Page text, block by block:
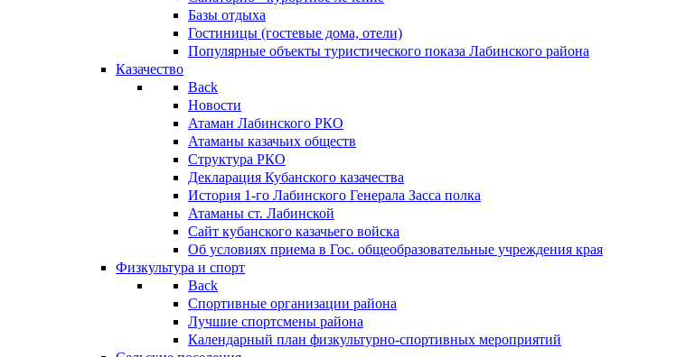
Базы отдыха
Гостиницы (гостевые дома, отели)
Популярные объекты туристического показа Лабинского района
Казачество
Back
Новости
Атаман Лабинского РКО
Атаманы казачьих обществ
Структура РКО
Декларация Кубанского казачества
История 1-го Лабинского Генерала Засса полка
Атаманы ст. Лабинской
Cайт кубанского казачьего войска
Об условиях приема в Гос. общеобразовательные учреждения края
Физкультура и спорт
Back
Спортивные организации района
Лучшие спортсмены района
Календарный план физкультурно-спортивных мероприятий